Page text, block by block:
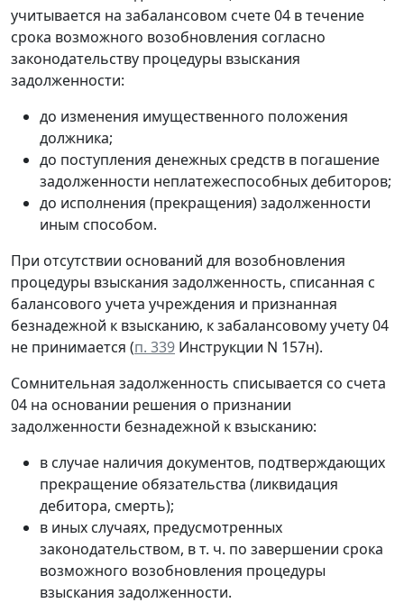
учитывается на забалансовом счете 04 в течение
срока возможного возобновления согласно
законодательству процедуры взыскания
задолженности:
до изменения имущественного положения
должника;
до поступления денежных средств в погашение
задолженности неплатежеспособных дебиторов;
до исполнения (прекращения) задолженности
иным способом.
При отсутствии оснований для возобновления
процедуры взыскания задолженность, списанная с
балансового учета учреждения и признанная
безнадежной к взысканию, к забалансовому учету 04
не принимается (п. 339 Инструкции N 157н).
Сомнительная задолженность списывается со счета
04 на основании решения о признании
задолженности безнадежной к взысканию:
в случае наличия документов, подтверждающих
прекращение обязательства (ликвидация
дебитора, смерть);
в иных случаях, предусмотренных
законодательством, в т. ч. по завершении срока
возможного возобновления процедуры
взыскания задолженности.